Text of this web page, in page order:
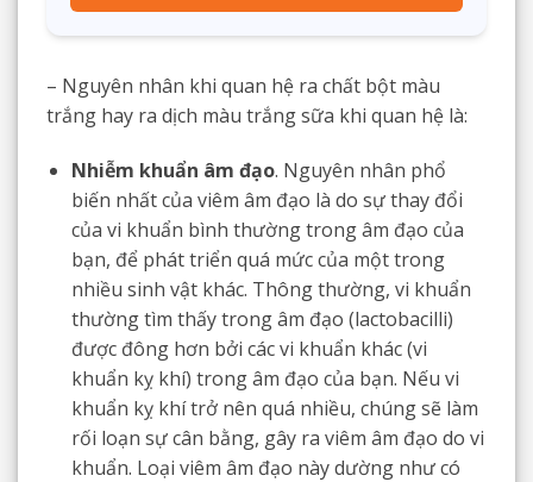
– Nguyên nhân khi quan hệ ra chất bột màu
trắng hay ra dịch màu trắng sữa khi quan hệ là:
Nhiễm khuẩn âm đạo. Nguyên nhân phổ
biến nhất của viêm âm đạo là do sự thay đổi
của vi khuẩn bình thường trong âm đạo của
bạn, để phát triển quá mức của một trong
nhiều sinh vật khác. Thông thường, vi khuẩn
thường tìm thấy trong âm đạo (lactobacilli)
được đông hơn bởi các vi khuẩn khác (vi
khuẩn kỵ khí) trong âm đạo của bạn. Nếu vi
khuẩn kỵ khí trở nên quá nhiều, chúng sẽ làm
rối loạn sự cân bằng, gây ra viêm âm đạo do vi
khuẩn. Loại viêm âm đạo này dường như có